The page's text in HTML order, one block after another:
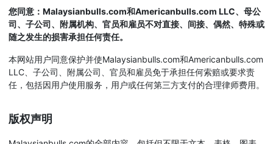
您同意：Malaysianbulls.com和Americanbulls.com LLC、母公
司、子公司、附属机构、官员和雇员不对直接、间接、偶然、特殊或
随之发生的损害承担任何责任。
本网站用户同意保护并使Malaysianbulls.com和Americanbulls.com
LLC、子公司、附属公司、官员和雇员免于承担任何索赔或要求责
任，包括因用户使用服务，用户或任何第三方支付的合理律师费用。
版权声明